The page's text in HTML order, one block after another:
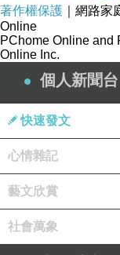
古的幫助。透
特效做的不俗
的外星人，還
息的爆米花電影
下一篇：電影傑克萊
著作權保護 ｜網路
Online
PChome Online and
Online Inc.
個人新聞台
快速發文
心情雜記
藝文欣賞
社會萬象